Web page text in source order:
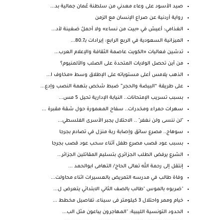
صيد الأسود على وعاء معدني من سلطنة عُمان جمالية بد...
رواية أردنية عن صراع الإنسان مع الزمن
الغذامي: أعيش في «بيت من نساء» ولا أحملُ ضغينة لأد...
الميزانية السعودية في الربع الرابع: إيرادات بـ80.7...
تدشين فعاليات «الكويت عاصمة الثقافة والإعلام العرب...
من أين تحصل الولايات المتحدة على الصلب والألمنيوم؟
الذهب يلامس أعلى مستوياته على الإطلاق وسط «مخاوف ا...
على طريقة “البيضة والحجر” ضبط شخص بتهمة النصب وإدع...
بسبب تسريب الإمتحانات.. النيابة الإدارية تحيل 5 مس...
سهرات حمراء ومخدرات.. سفاح المعمورة حول شقة مقبرة ...
"لن ننسى ولن نغفر" .. الاحتلال يجبر الأسرى الفلسطي...
سوهاج.. مصرع سائق وإصابة ربة منزل في تصادم بجرجا
بسبب عود قصب مصرع طفل أثناء سحب عود قصب بجرجا
الشرع يرفض الطلب الجزائري بتسليم المقاتلين الجزائر...
إنتقل إلى رحمة الله تعالى الحاج/ التهامى ابوالحمد ...
وفاة طالب في مدرسه التمريض بالعسيرات اثناء محاولت...
"ضربوه بالموس "طالب بالصف الثاني الابتدائي يتعرض ل...
خيام وممر واحتلال 3 كيلومتر فى سيناء، تفاصيل مخطط ...
الحدود التونسية الليبية: "المهاجرون يباعون مثل الب...